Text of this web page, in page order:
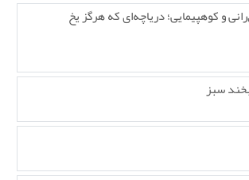
و کوهپیمایی؛ دریاچه‌ای که هرگز یخ
سبز